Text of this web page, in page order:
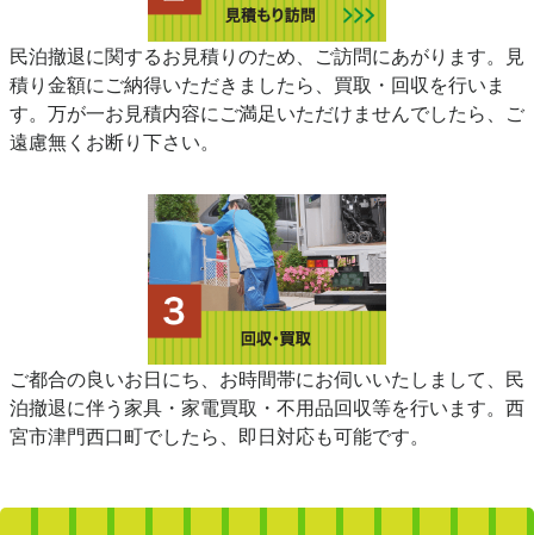
民泊撤退に関するお見積りのため、ご訪問にあがります。見
積り金額にご納得いただきましたら、買取・回収を行いま
す。万が一お見積内容にご満足いただけませんでしたら、ご
遠慮無くお断り下さい。
ご都合の良いお日にち、お時間帯にお伺いいたしまして、民
泊撤退に伴う家具・家電買取・不用品回収等を行います。西
宮市津門西口町でしたら、即日対応も可能です。